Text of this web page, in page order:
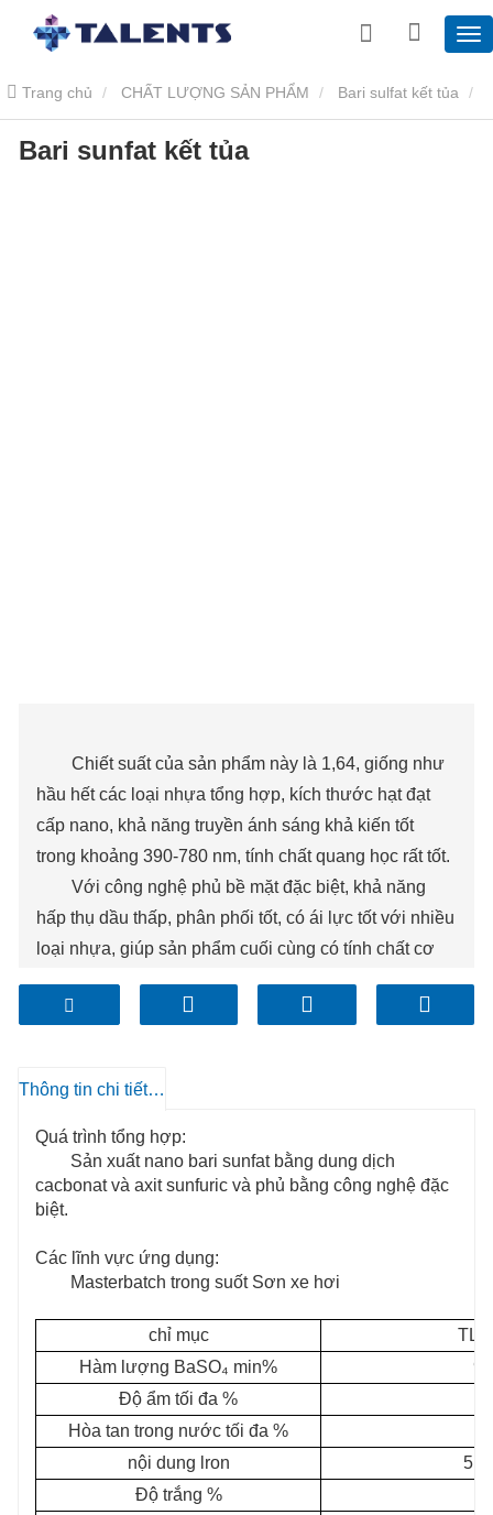
Trang chủ CHẤT LƯỢNG SẢN PHẨM Bari sulfat kết tủa
Bari sunfat kết tủa
Bari sunfat kết tủa
Chiết suất của sản phẩm này là 1,64, giống như
hầu hết các loại nhựa tổng hợp, kích thước hạt đạt
cấp nano, khả năng truyền ánh sáng khả kiến ​​tốt
trong khoảng 390-780 nm, tính chất quang học rất tốt.
Với công nghệ phủ bề mặt đặc biệt, khả năng
hấp thụ dầu thấp, phân phối tốt, có ái lực tốt với nhiều
loại nhựa, giúp sản phẩm cuối cùng có tính chất cơ
Giá trị L cao, có thể đảm bảo sản phẩm cuối cùng
sạch sẽ cho sản phẩm cuối cùng.
Thông tin chi tiết sản phẩm
Quá trình tổng hợp:
Sản xuất nano bari sunfat bằng dung dịch
cacbonat và axit sunfuric và phủ bằng công nghệ đặc
biệt.
Các lĩnh vực ứng dụng:
Masterbatch trong suốt Sơn xe hơi
chỉ mục
Hàm lượng BaSO₄ min%
Độ ẩm tối đa %
Hòa tan trong nước tối đa %
nội dung lron
5
Độ trắng %